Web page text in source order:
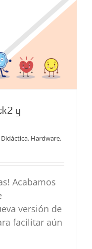
y
Didáctica, Hardware,
Acabamos
versión de
facilitar aún